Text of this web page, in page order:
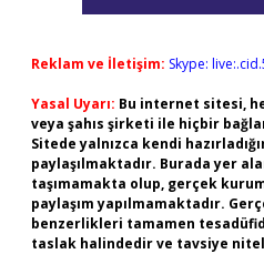
Reklam ve İletişim: Skype:
Yasal Uyarı: Bu internet sitesi,
veya şahıs şirketi ile hiçbir
Sitede yalnızca kendi
paylaşılmaktadır. Burada yer
taşımamakta olup, gerçek
paylaşım yapılmamaktadır.
benzerlikleri tamamen
taslak halindedir ve tavsiye